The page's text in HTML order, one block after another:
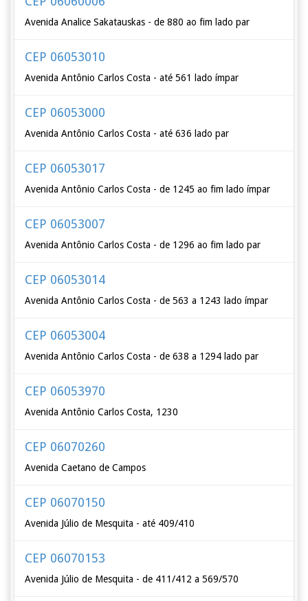
Avenida Analice Sakatauskas - de 880 ao fim lado par
CEP 06053010
Avenida Antônio Carlos Costa - até 561 lado ímpar
CEP 06053000
Avenida Antônio Carlos Costa - até 636 lado par
CEP 06053017
Avenida Antônio Carlos Costa - de 1245 ao fim lado ímpar
CEP 06053007
Avenida Antônio Carlos Costa - de 1296 ao fim lado par
CEP 06053014
Avenida Antônio Carlos Costa - de 563 a 1243 lado ímpar
CEP 06053004
Avenida Antônio Carlos Costa - de 638 a 1294 lado par
CEP 06053970
Avenida Antônio Carlos Costa, 1230
CEP 06070260
Avenida Caetano de Campos
CEP 06070150
Avenida Júlio de Mesquita - até 409/410
CEP 06070153
Avenida Júlio de Mesquita - de 411/412 a 569/570